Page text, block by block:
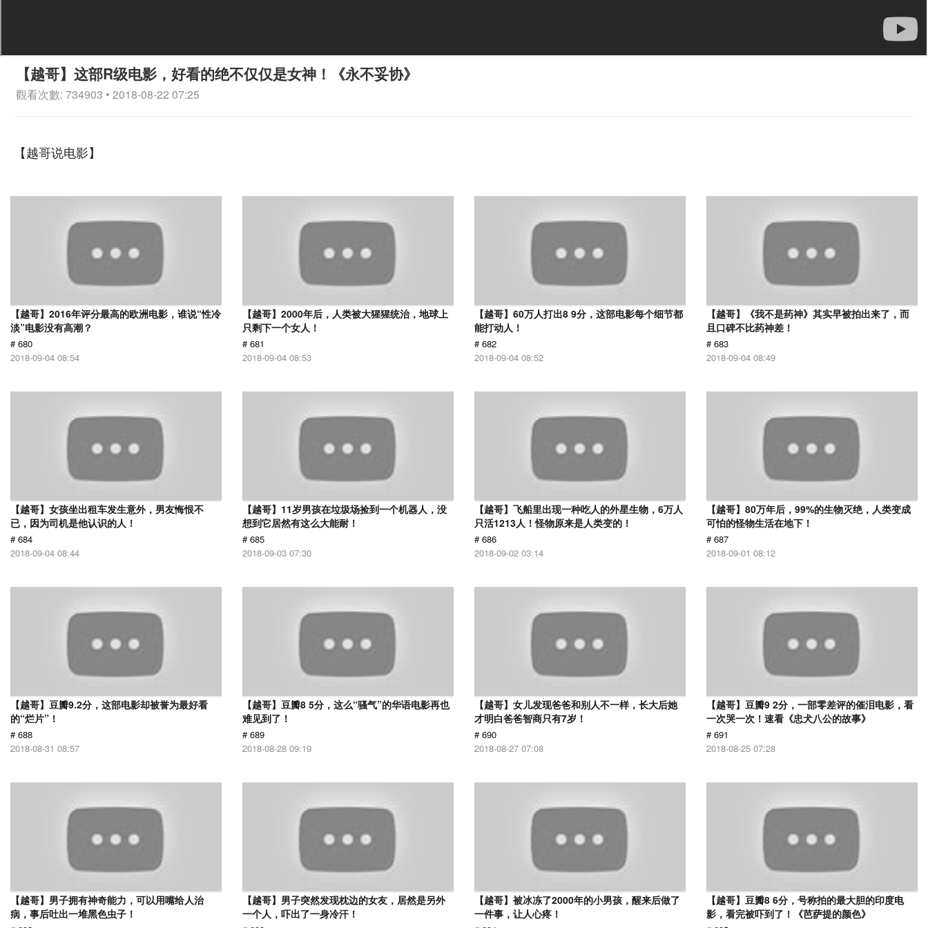
【越哥】这部R级电影，好看的绝不仅仅是女神！《永不妥协》
觀看次數: 734903 • 2018-08-22 07:25
【越哥说电影】
【越哥】2016年评分最高的欧洲电影，谁说“性冷
淡”电影没有高潮？
# 680
2018-09-04 08:54
【越哥】2000年后，人类被大猩猩统治，地球上
只剩下一个女人！
# 681
2018-09-04 08:53
【越哥】60万人打出8 9分，这部电影每个细节都
能打动人！
# 682
2018-09-04 08:52
【越哥】《我不是药神》其实早被拍出来了，而
且口碑不比药神差！
# 683
2018-09-04 08:49
【越哥】女孩坐出租车发生意外，男友悔恨不
已，因为司机是他认识的人！
# 684
2018-09-04 08:44
【越哥】11岁男孩在垃圾场捡到一个机器人，没
想到它居然有这么大能耐！
# 685
2018-09-03 07:30
【越哥】飞船里出现一种吃人的外星生物，6万人
只活1213人！怪物原来是人类变的！
# 686
2018-09-02 03:14
【越哥】80万年后，99%的生物灭绝，人类变成
可怕的怪物生活在地下！
# 687
2018-09-01 08:12
【越哥】豆瓣9.2分，这部电影却被誉为最好看
的“烂片”！
# 688
2018-08-31 08:57
【越哥】豆瓣8 5分，这么“骚气”的华语电影再也
难见到了！
# 689
2018-08-28 09:19
【越哥】女儿发现爸爸和别人不一样，长大后她
才明白爸爸智商只有7岁！
# 690
2018-08-27 07:08
【越哥】豆瓣9 2分，一部零差评的催泪电影，看
一次哭一次！速看《忠犬八公的故事》
# 691
2018-08-25 07:28
【越哥】男子拥有神奇能力，可以用嘴给人治
病，事后吐出一堆黑色虫子！
【越哥】男子突然发现枕边的女友，居然是另外
一个人，吓出了一身冷汗！
【越哥】被冰冻了2000年的小男孩，醒来后做了
一件事，让人心疼！
【越哥】豆瓣8 6分，号称拍的最大胆的印度电
影，看完被吓到了！《芭萨提的颜色》